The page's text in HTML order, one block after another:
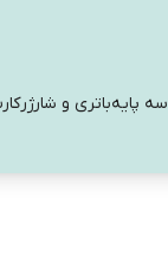
سه پایهباتری و شارژر